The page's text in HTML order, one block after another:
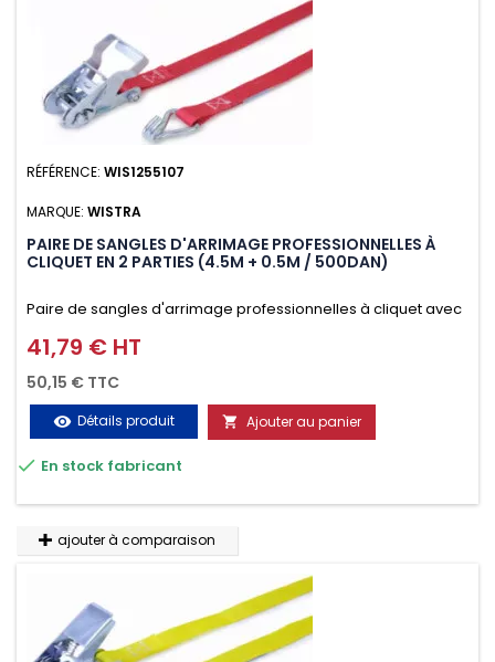
RÉFÉRENCE: WIS1255107
MARQUE: WISTRA
PAIRE DE SANGLES D'ARRIMAGE PROFESSIONNELLES À
CLIQUET EN 2 PARTIES (4.5M + 0.5M / 500DAN)
Paire de sangles d'arrimage professionnelles à cliquet avec
crochet en 2 parties (4.5M + 0.5M / 500daN), simple et rapide
d'utilisation. Permet d'arrimer et de sécuriser vos
chargements pendant le transport. Matière polyester très
résistante aux UV et aux variations de températures,
n'absorbe pas l'eau.
Prix
41,79 € HT
50,15 € TTC
visibility Détails produit  Ajouter au panier
 En stock fabricant
ajouter à comparaison